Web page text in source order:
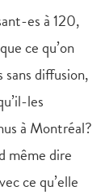
es à 120,
ce qu’on
diffusion,
les
à Montréal?
même dire
ce qu’elle